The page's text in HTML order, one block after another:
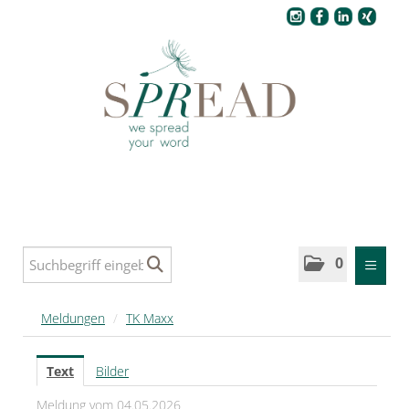
0
MELDUNGEN
SPREAD
SPREAD Medleys für Deutschland
Meldungen / TK Maxx
Text
Bilder
Meldung vom 04.05.2026